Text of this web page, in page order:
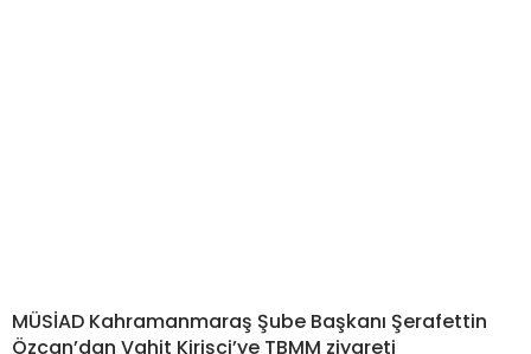
MÜSİAD Kahramanmaraş Şube Başkanı Şerafettin
Özcan’dan Vahit Kirişci’ye TBMM ziyareti